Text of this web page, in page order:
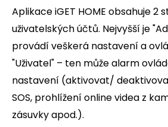
Aplikace iGET HOME obsahuje 2
uživatelských účtů. Nejvyšší je
provádí veškerá nastavení a
"Uživatel" – ten může alarm
nastavení (aktivovat/
SOS, prohlížení online videa z
zásuvky apod.).